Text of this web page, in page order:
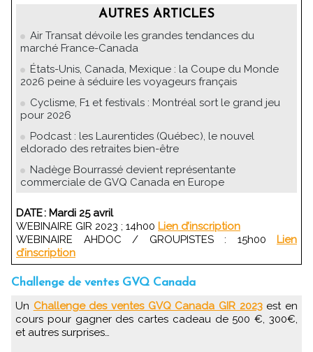
AUTRES ARTICLES
Air Transat dévoile les grandes tendances du
marché France-Canada
États-Unis, Canada, Mexique : la Coupe du Monde
2026 peine à séduire les voyageurs français
Cyclisme, F1 et festivals : Montréal sort le grand jeu
pour 2026
Podcast : les Laurentides (Québec), le nouvel
eldorado des retraites bien-être
Nadège Bourrassé devient représentante
commerciale de GVQ Canada en Europe
DATE : Mardi 25 avril
WEBINAIRE GIR 2023 ; 14h00 Lien d’inscription
WEBINAIRE AHDOC / GROUPISTES : 15h00
Lien
d’inscription
Challenge de ventes GVQ Canada
Un Challenge des ventes GVQ Canada GIR 2023est en
cours pour gagner des cartes cadeau de 500 €, 300€,
et autres surprises…